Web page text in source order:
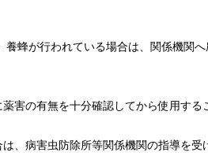
蜂が行われている場合は、関係機関
害の有無を十分確認してから使用する
、病害虫防除所等関係機関の指導を受